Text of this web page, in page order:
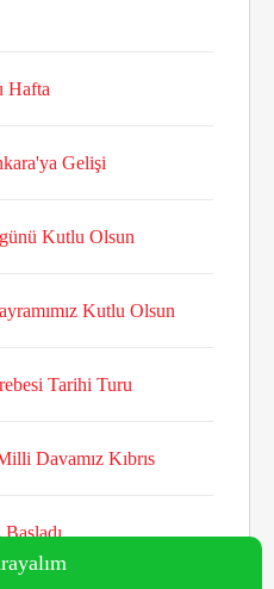
Hafta
Gelişi
Kutlu Olsun
Kutlu Olsun
Tarihi Turu
Davamız Kıbrıs